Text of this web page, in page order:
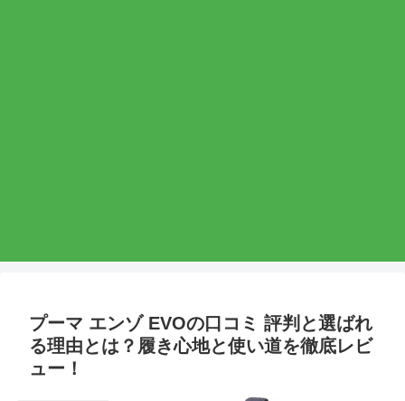
プーマ エンゾ EVOの口コミ 評判と選ばれ
る理由とは？履き心地と使い道を徹底レビ
ュー！